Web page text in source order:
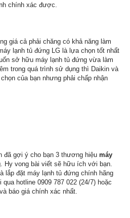
chính xác được.
giá cả phải chăng có khả năng làm
lạnh tủ đứng LG là lựa chọn tốt nhất
sở hữu máy lạnh tủ đứng vừa làm
trong quá trình sử dụng thì Daikin và
của bạn nhưng phải chấp nhận
đã gợi ý cho bạn 3 thương hiệu máy
Hy vong bài viết sẽ hữu ích với bạn.
lắp đặt máy lạnh tủ đứng chính hãng
hotline 0909 787 022 (24/7) hoặc
báo giá chính xác nhất.